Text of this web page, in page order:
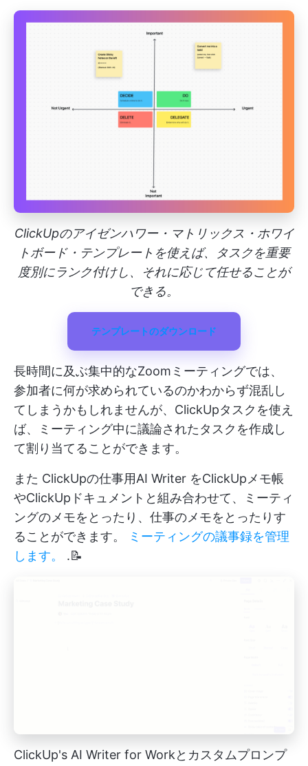
ClickUpのアイゼンハワー・マトリックス・ホワイ
トボード・テンプレートを使えば、タスクを重要
度別にランク付けし、それに応じて任せることが
できる。
テンプレートのダウンロード
長時間に及ぶ集中的なZoomミーティングでは、
参加者に何が求められているのかわからず混乱し
てしまうかもしれませんが、ClickUpタスクを使え
ば、ミーティング中に議論されたタスクを作成し
て割り当てることができます。
また ClickUpの仕事用AI Writer をClickUpメモ帳
やClickUpドキュメントと組み合わせて、ミーティ
ングのメモをとったり、仕事のメモをとったりす
ることができます。
ミーティングの議事録を管理
します。
.📝
ClickUp's AI Writer for Workとカスタムプロンプ